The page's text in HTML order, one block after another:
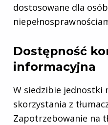
dostosowane dla
Dostępność
informacyjna
W siedzibie jednostki
skorzystania z
Zapotrzebowanie na